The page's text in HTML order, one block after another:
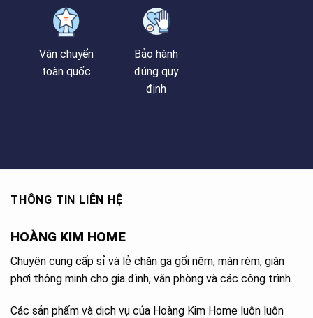
Vận chuyển
toàn quốc
Bảo hành
đúng quy
định
THÔNG TIN LIÊN HỆ
HOÀNG KIM HOME
Chuyên cung cấp sỉ và lẻ chăn ga gối nệm, màn rèm, giàn
phơi thông minh cho gia đình, văn phòng và các công trình.
Các sản phẩm và dịch vụ của Hoàng Kim Home luôn luôn